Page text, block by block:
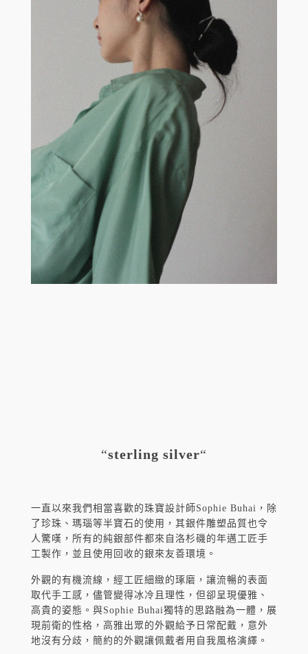
“sterling silver“
一直以來我們相當喜歡的珠寶設計師Sophie Buhai，除
了珍珠、瑪瑙等半寶石的使用，其銀件雕塑品質也令
人驚嘆，所有的純銀部件都來自洛杉磯的年邁工匠手
工製作，並且使用回收的銀來友善環境。
外觀的有機流線，經工匠細緻的琢磨，讓流暢的表面
取代手工感，儘管變得冰冷且理性，但卻呈現優雅、
高貴的姿態。與Sophie Buhai獨特的思路融為一體，展
現前衛的性格，高雅出眾的外觀給予日常配戴，意外
地沒有分歧，簡約的外觀讓佩戴者用自我風格演繹。